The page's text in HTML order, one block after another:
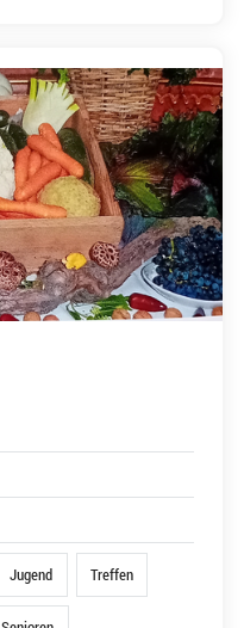
Jugend Treffen